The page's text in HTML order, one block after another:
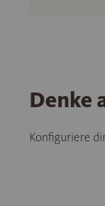
Denke
Konfiguriere